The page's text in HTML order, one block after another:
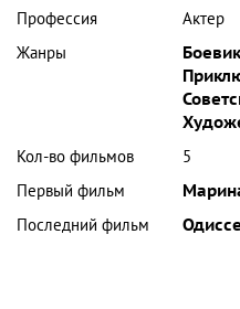
Профессия
Актер
Жанры
Кол-во фильмов
5
Первый фильм
Последний фильм